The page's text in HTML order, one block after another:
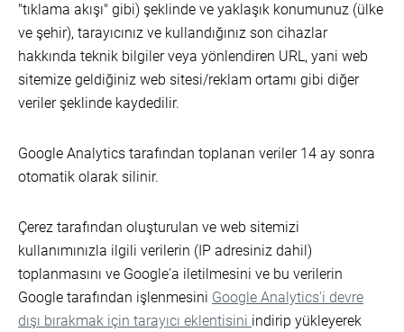
"tıklama akışı" gibi) şeklinde ve yaklaşık konumunuz (ülke
ve şehir), tarayıcınız ve kullandığınız son cihazlar
hakkında teknik bilgiler veya yönlendiren URL, yani web
sitemize geldiğiniz web sitesi/reklam ortamı gibi diğer
veriler şeklinde kaydedilir.
Google Analytics tarafından toplanan veriler 14 ay sonra
otomatik olarak silinir.
Çerez tarafından oluşturulan ve web sitemizi
kullanımınızla ilgili verilerin (IP adresiniz dahil)
toplanmasını ve Google'a iletilmesini ve bu verilerin
Google tarafından işlenmesini Google Analytics'i devre
dışı bırakmak için tarayıcı eklentisini indirip yükleyerek